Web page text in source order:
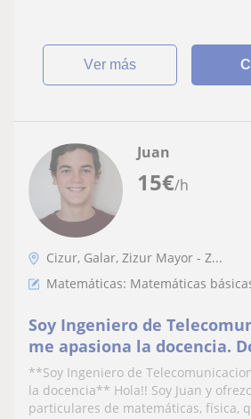
ver más
15€/h
Juan
Cizur, Galar, Zizur Mayor - Z...
Matemáticas: Matemáticas
Soy Ingeniero de
me apasiona la docencia.
matemáticas, fisica,
Colegio y Uni
**Soy Ingeniero de
la docencia** Hola!! Soy Juan y
particulares de matemáticas, física,